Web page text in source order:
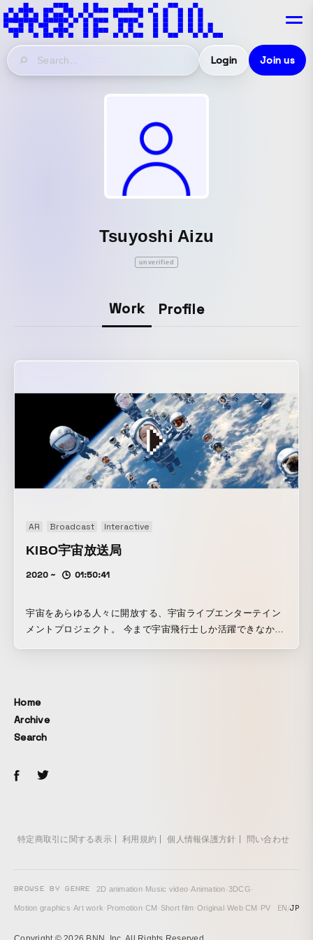
Login Join us
Tsuyoshi Aizu
unverified
Work Profile
AR Broadcast Interactive
KIBO宇宙放送局
2020 ~ 01:50:41
宇宙をあらゆる人々に開放する、宇宙ライブエンターテイン
メントプロジェクト。 今まで宇宙飛行士しか活躍できなかっ
新しいボーダレスなエンターテイメントを、アーティストや
企業とともに共創していきます。
Home
Archive
Search
特定商取引に関する表示 利用規約 個人情報保護方針 問い合わせ
BROWSE BY GENRE 2D animation· Music video·Animation·3DCG·
Motion graphics·Art work· Promotion·CM · Short film·Original ·Web CM · PV EN/JP